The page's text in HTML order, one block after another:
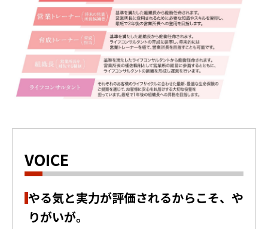
VOICE
やる気と実力が評価されるからこそ、や
りがいが。